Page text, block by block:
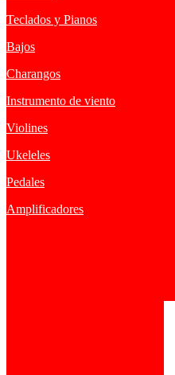
Teclados y Pianos
Bajos
Charangos
Instrumento de viento
Violines
Ukeleles
Pedales
Amplificadores